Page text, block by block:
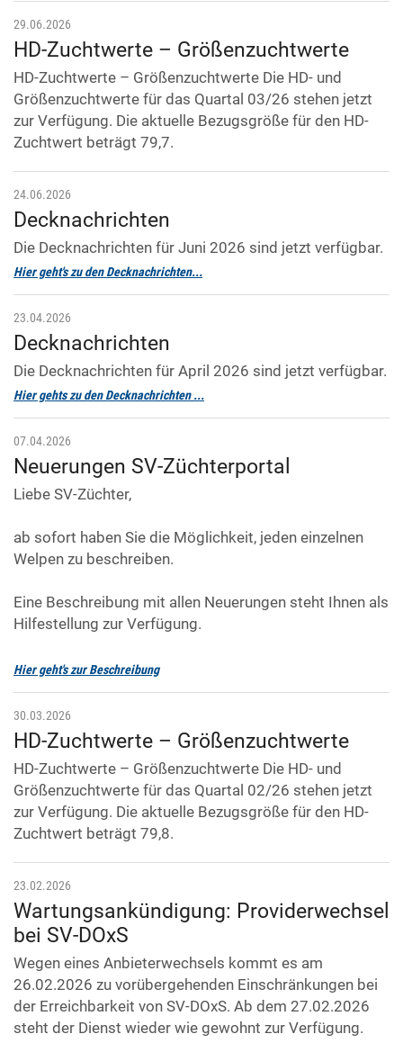
29.06.2026
HD-Zuchtwerte – Größenzuchtwerte
HD-Zuchtwerte – Größenzuchtwerte Die HD- und
Größenzuchtwerte für das Quartal 03/26 stehen jetzt
zur Verfügung. Die aktuelle Bezugsgröße für den HD-
Zuchtwert beträgt 79,7.
24.06.2026
Decknachrichten
Die Decknachrichten für Juni 2026 sind jetzt verfügbar.
Hier geht's zu den Decknachrichten...
23.04.2026
Decknachrichten
Die Decknachrichten für April 2026 sind jetzt verfügbar.
Hier gehts zu den Decknachrichten ...
07.04.2026
Neuerungen SV-Züchterportal
Liebe SV-Züchter,
ab sofort haben Sie die Möglichkeit, jeden einzelnen
Welpen zu beschreiben.
Eine Beschreibung mit allen Neuerungen steht Ihnen als
Hilfestellung zur Verfügung.
Hier geht's zur Beschreibung
30.03.2026
HD-Zuchtwerte – Größenzuchtwerte
HD-Zuchtwerte – Größenzuchtwerte Die HD- und
Größenzuchtwerte für das Quartal 02/26 stehen jetzt
zur Verfügung. Die aktuelle Bezugsgröße für den HD-
Zuchtwert beträgt 79,8.
23.02.2026
Wartungsankündigung: Providerwechsel
bei SV-DOxS
Wegen eines Anbieterwechsels kommt es am
26.02.2026 zu vorübergehenden Einschränkungen bei
der Erreichbarkeit von SV-DOxS. Ab dem 27.02.2026
steht der Dienst wieder wie gewohnt zur Verfügung.